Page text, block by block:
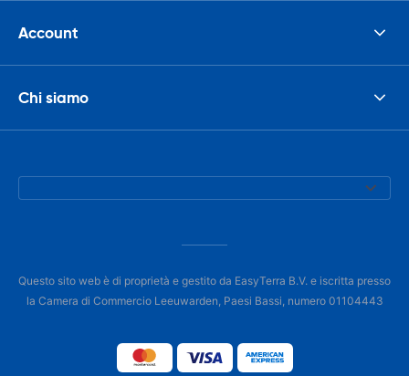
Account
Chi siamo
Questo sito web è di proprietà e gestito da EasyTerra B.V. e iscritta presso
la Camera di Commercio Leeuwarden, Paesi Bassi, numero 01104443